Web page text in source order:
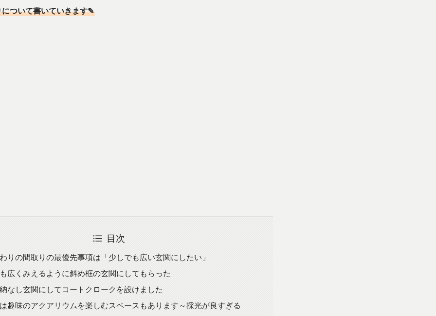
ついて書いていきます✎
目次
りの間取りの最優先事項は「少しでも広い玄関にしたい」
広くみえるように斜め框の玄関にしてもらった
なし玄関にしてコートクロークを設けました
趣味のアクアリウムを楽しむスペースもあります～採光が良すぎる